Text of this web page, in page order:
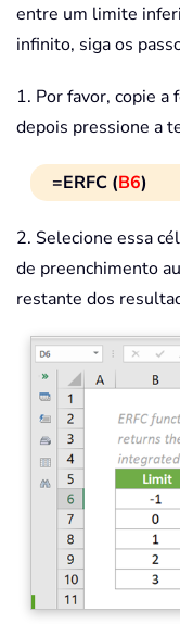
entre um limite
infinito, siga os
1. Por favor, copie a
depois pressione a
=ERFC (B6)
2. Selecione essa
de preenchimento
restante dos